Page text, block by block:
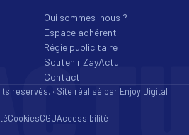
Qui sommes-nous ?
Espace adhérent
Régie publicitaire
Soutenir ZayActu
Contact
réservés. · Site réalisé par Enjoy Digital
CookiesCGUAccessibilité